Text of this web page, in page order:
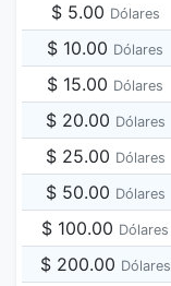
$ 5.00 Dólares
$ 10.00 Dólares
$ 15.00 Dólares
$ 20.00 Dólares
$ 25.00 Dólares
$ 50.00 Dólares
$ 100.00 Dólares
$ 200.00 Dólares